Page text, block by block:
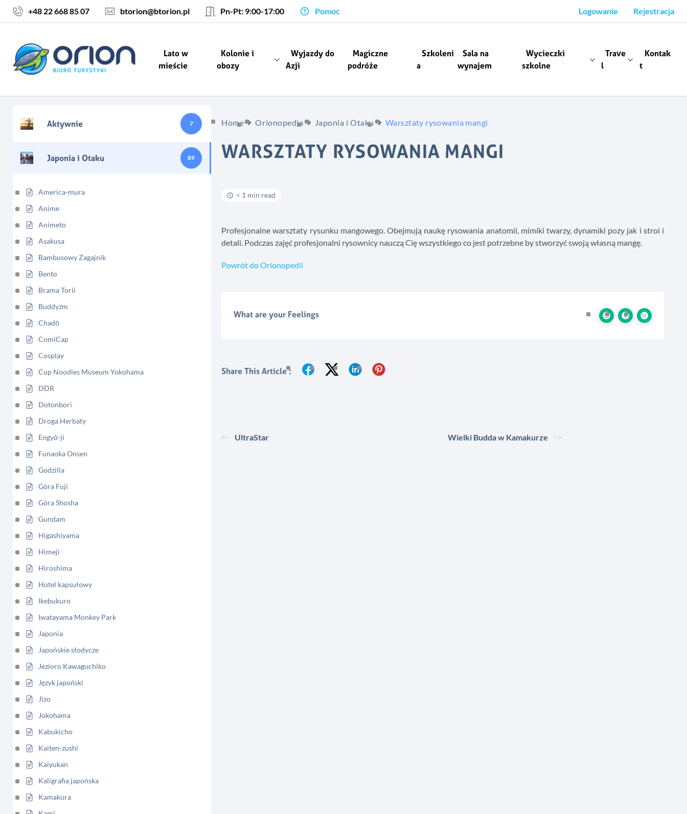
Skocz do treści
+48 22 668 85 07 btorion@btorion.pl Pn-Pt: 9:00-17:00 Pomoc Logowanie Rejestracja
Lato w
mieście
Kolonie i
obozy
Wyjazdy do
Azji
Magiczne
podróże
Szkoleni
a
Sala na
wynajem
Wycieczki
szkolne
Trave
l
Kontak
t
Aktywnie 7
Japonia i Otaku 89
America-mura
Anime
Animeto
Asakusa
Bambusowy Zagajnik
Bento
Brama Torii
Buddyzm
Chadō
ComiCap
Cosplay
Cup Noodles Museum Yokohama
DDR
Dotonbori
Droga Herbaty
Engyō-ji
Funaoka Onsen
Godzilla
Góra Fuji
Góra Shosha
Gundam
Higashiyama
Himeji
Hiroshima
Hotel kapsułowy
Ikebukuro
Iwatayama Monkey Park
Japonia
Japońskie słodycze
Jezioro Kawaguchiko
Język japoński
Jizo
Jokohama
Kabukicho
Kaiten-zushi
Kaiyukan
Kaligrafia japońska
Kamakura
Home Orionopedia Japonia i Otaku Warsztaty rysowania mangi
WARSZTATY RYSOWANIA MANGI
< 1 min read
Profesjonalne warsztaty rysunku mangowego. Obejmują naukę rysowania anatomii, mimiki twarzy, dynamiki pozy jak i stroi i
detali. Podczas zajęć profesjonalni rysownicy nauczą Cię wszystkiego co jest potrzebne by stworzyć swoją własną mangę.
Powrót do Orionopedii
What are your Feelings
Share This Article :
UltraStar Wielki Budda w Kamakurze